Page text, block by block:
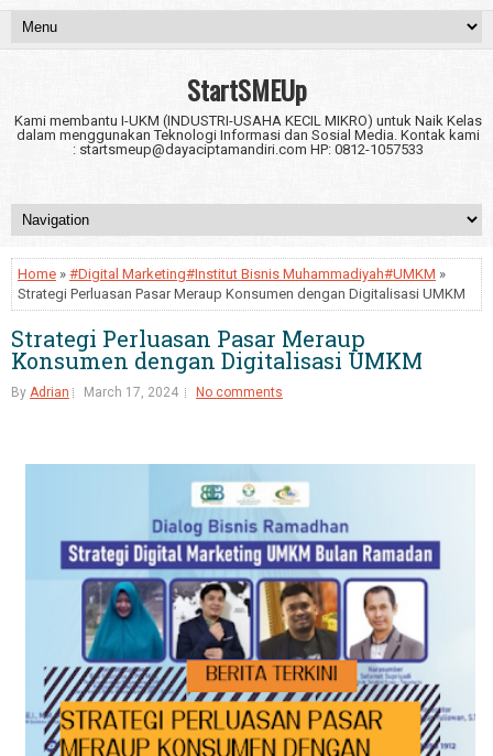
StartSMEUp
Kami membantu I-UKM (INDUSTRI-USAHA KECIL MIKRO) untuk Naik Kelas
dalam menggunakan Teknologi Informasi dan Sosial Media. Kontak kami
: startsmeup@dayaciptamandiri.com HP: 0812-1057533
Home » #Digital Marketing#Institut Bisnis Muhammadiyah#UMKM »
Strategi Perluasan Pasar Meraup Konsumen dengan Digitalisasi UMKM
Strategi Perluasan Pasar Meraup
Konsumen dengan Digitalisasi UMKM
By Adrian March 17, 2024 No comments